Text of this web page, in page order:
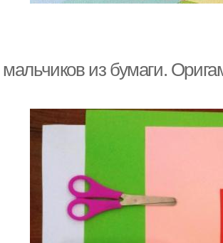
из бумаги.